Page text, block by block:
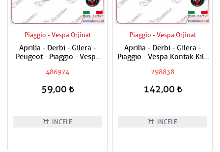
Piaggio - Vespa Orjinal
Aprilia - Derbi - Gilera -
Peugeot - Piaggio - Vespa
486974
59,00
İNCELE
Piaggio - Vespa Orjinal
Aprilia - Derbi - Gilera -
Piaggio - Vespa Kontak Kilit
298838
142,00
İNCELE